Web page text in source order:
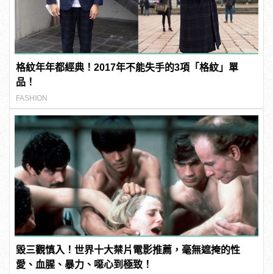
格紋年年都經典！2017年不能失手的3項「格紋」單
品！
FASHION
毀三觀慎入！世界十大禁片電影推薦，毫無遮掩的性
愛、血腥、暴力、噁心到極致！